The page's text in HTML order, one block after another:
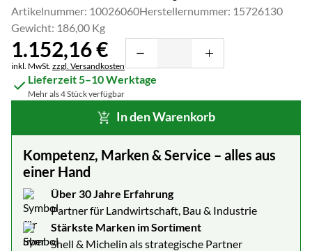
Artikelnummer: 10026060Herstellernummer: 15726130
Gewicht: 186,00 Kg
1.152,16€
Steuerhinweis:
inkl. MwSt. zzgl. Versandkosten
Lieferzeit 5–10 Werktage
Mehr als 4 Stück verfügbar
In den Warenkorb
Kompetenz, Marken & Service – alles aus
einer Hand
Über 30 Jahre Erfahrung
Partner für Landwirtschaft, Bau & Industrie
Stärkste Marken im Sortiment
Shell & Michelin als strategische Partner